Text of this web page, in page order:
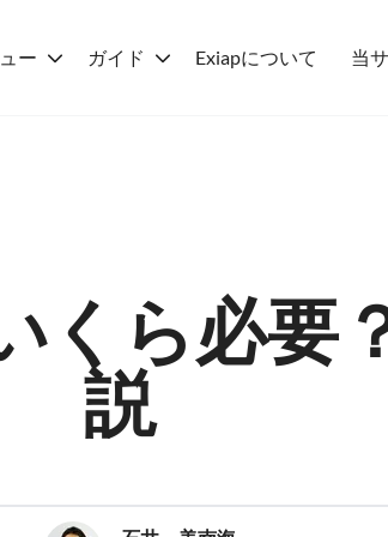
ー ガイド Exiapについて 当
くら必要
説